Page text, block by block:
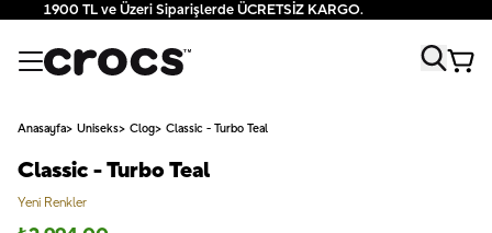
1900 TL ve Üzeri Siparişlerde ÜCRETSİZ KARGO.
Anasayfa Uniseks Clog Classic - Turbo Teal
Classic - Turbo Teal
Yeni Renkler